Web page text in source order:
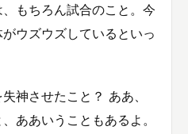
もちろん試合のこと。今
ウズウズしているといっ
神させたこと？ ああ、
ああいうこともあるよ。